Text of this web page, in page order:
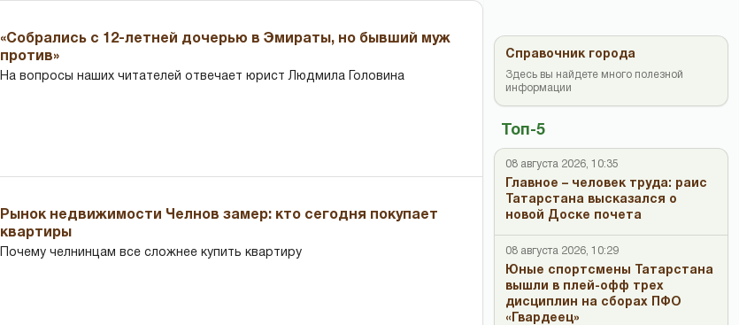
«Собрались с 12-летней дочерью в Эмираты, но бывший муж
против»
На вопросы наших читателей отвечает юрист Людмила Головина
Рынок недвижимости Челнов замер: кто сегодня покупает
квартиры
Почему челнинцам все сложнее купить квартиру
Топ-5
08 августа 2026, 10:35
Главное – человек труда: раис
Татарстана высказался о
новой Доске почета
08 августа 2026, 10:29
Юные спортсмены Татарстана
вышли в плей-офф трех
дисциплин на сборах ПФО
«Гвардеец»
Справочник города
Здесь вы найдете много полезной
информации